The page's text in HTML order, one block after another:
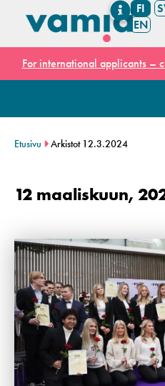
FI
EN
For international applicants –
Etusivu Arkistot 12.3.2024
12 maaliskuun,